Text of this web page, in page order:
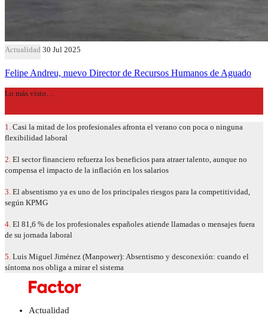
Actualidad 30 Jul 2025
Felipe Andreu, nuevo Director de Recursos Humanos de Aguado
Lo más visto…
1. Casi la mitad de los profesionales afronta el verano con poca o ninguna
flexibilidad laboral
2. El sector financiero refuerza los beneficios para atraer talento, aunque no
compensa el impacto de la inflación en los salarios
3. El absentismo ya es uno de los principales riesgos para la competitividad,
según KPMG
4. El 81,6 % de los profesionales españoles atiende llamadas o mensajes fuera
de su jornada laboral
5. Luis Miguel Jiménez (Manpower): Absentismo y desconexión: cuando el
síntoma nos obliga a mirar el sistema
Actualidad